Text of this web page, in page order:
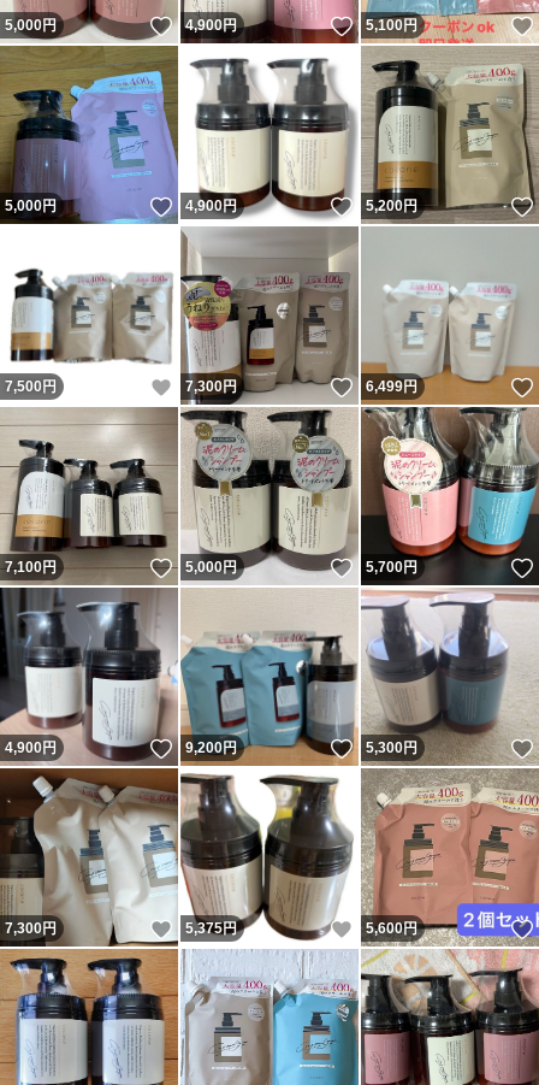
5,000円 いいね！
4,900円 いいね！
5,100円
5,000円 いいね！
4,900円 いいね！
5,200円
7,500 円 いいね！
7,300円 いいね！
6,499円
7,100円 いいね！
5,000円 いいね！
5,700円
4,900円 いいね！
9,200円 いいね！
5,300円
7,300円 いいね！
5,375円 いいね！
5,600円